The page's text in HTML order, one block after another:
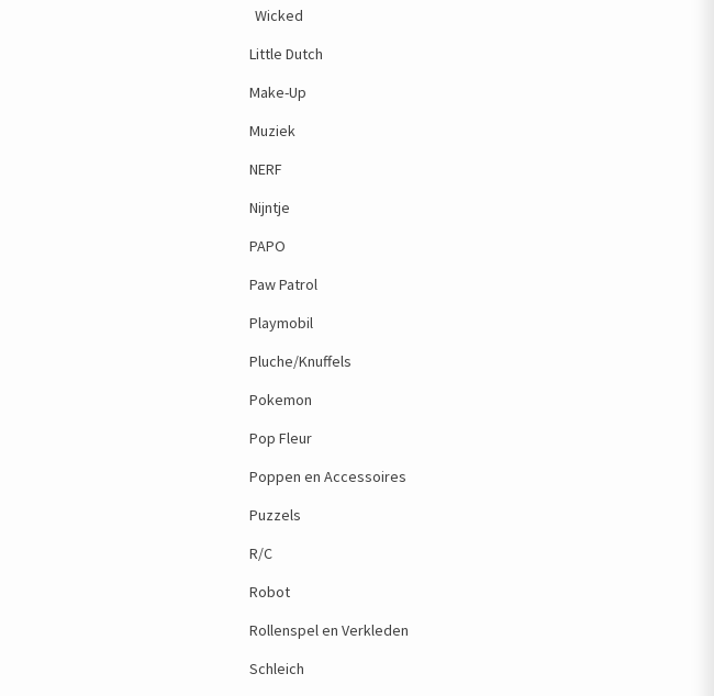
Wicked
Little Dutch
Make-Up
Muziek
NERF
Nijntje
PAPO
Paw Patrol
Playmobil
Pluche/Knuffels
Pokemon
Pop Fleur
Poppen en Accessoires
Puzzels
R/C
Robot
Rollenspel en Verkleden
Schleich